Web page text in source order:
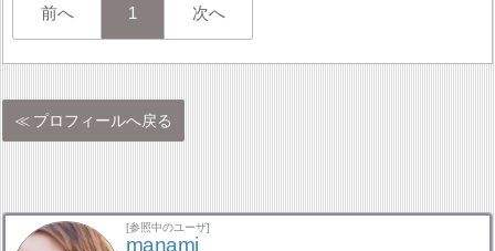
前へ 1 次へ
プロフィールへ戻る
[参照中のユーザ]
manami